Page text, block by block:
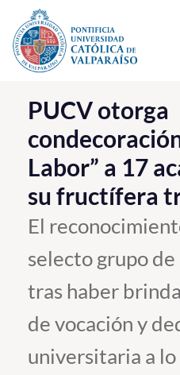
Click acá para ir directamente al
La Universidad
Investigación, Creación e
PUCV Internacional
Vinculación con el Medio
Admisión
Pregrado
Postgrado
Formación Continua
PUCV otorga
Labor” a 17
su fructífera
El
selecto grupo
tras haber
de vocación y
universitaria a lo